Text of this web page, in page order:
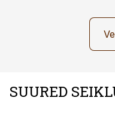
SUURED